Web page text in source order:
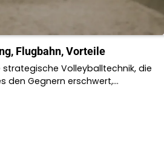
Flugbahn, Vorteile
strategische Volleyballtechnik, die
den Gegnern erschwert,…